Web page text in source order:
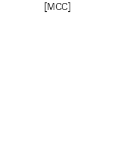
[MCC]